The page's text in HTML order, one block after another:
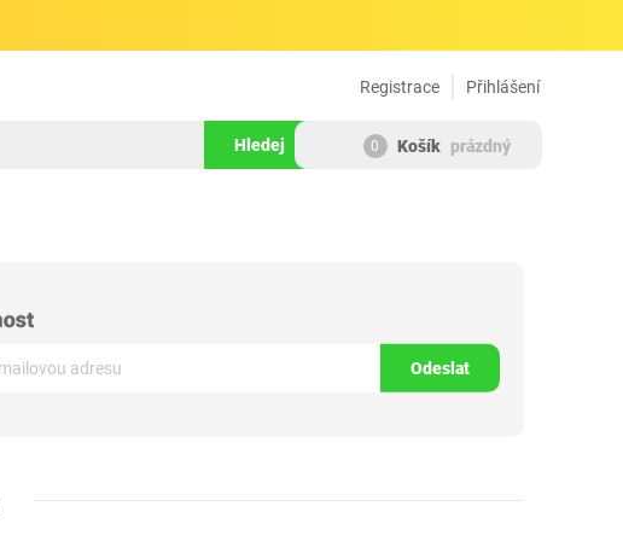
Přihlášení
Registrace
Hledej 0 Košík prázdný
Odeslat